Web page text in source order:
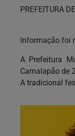
PREFEITURA
Informação foi
A Prefeitura
Carnalapão de
A tradicional